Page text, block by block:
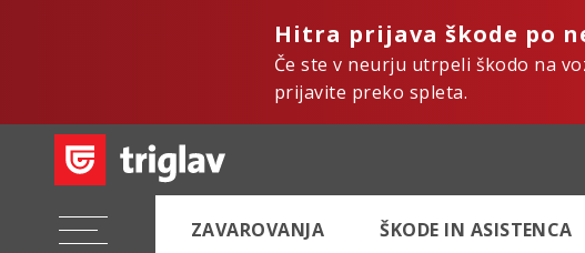
Hitra prijava škode po
Če ste v neurju utrpeli škodo na
prijavite preko spleta.
ZAVAROVANJA ŠKODE IN ASISTENCA